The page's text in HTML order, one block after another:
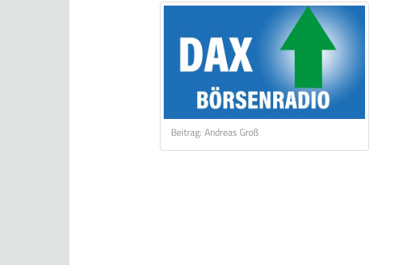
Beitrag: Andreas Groß